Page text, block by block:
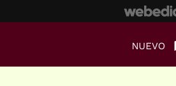
NUEVO